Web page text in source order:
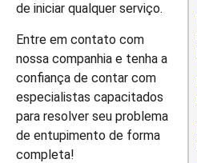
de iniciar qualquer serviço.
Entre em contato com
nossa companhia e tenha a
confiança de contar com
especialistas capacitados
para resolver seu problema
de entupimento de forma
completa!